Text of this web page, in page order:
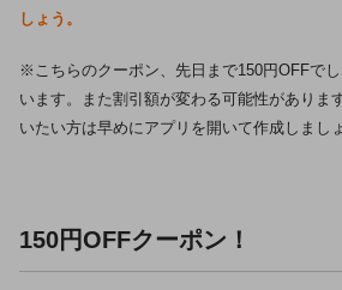
しょう。
※こちらのクーポン、先日まで150円OFFで
います。また割引額が変わる可能性がありま
いたい方は早めにアプリを開いて作成しましょ
150円OFFクーポン！